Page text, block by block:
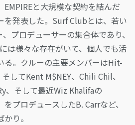
と大規模な契約を結んだ
を発表した。Surf Clubとは、若い
プロデューサーの集合体であり、
は様々な存在がいて、個人でも活
る。クルーの主要メンバーはHit-
してKent M$NEY、Chili Chil、
、そして最近Wiz Khalifaの
をプロデュースしたB. Carrなど、
り。